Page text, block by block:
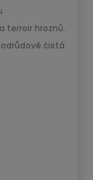
terroir hroznů.
čistá